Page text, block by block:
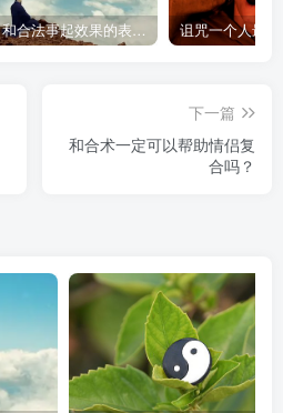
和合法事起效果的表现，出现这些就要留意了
下一篇
和合术一定可以帮助情侣复
合吗？